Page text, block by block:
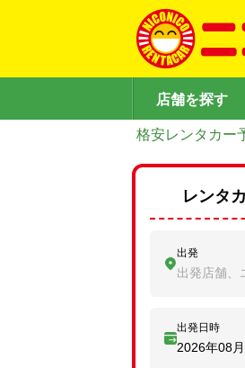
店舗を探す
格安レンタカー
レンタ
出発
出発店舗、
出発日時
2026年08